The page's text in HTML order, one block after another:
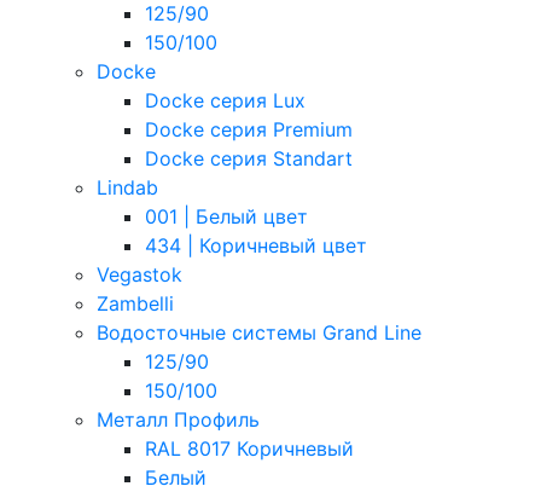
125/90
150/100
Docke
Docke серия Lux
Docke серия Premium
Docke серия Standart
Lindab
001 | Белый цвет
434 | Коричневый цвет
Vegastok
Zambelli
Водосточные системы Grand Line
125/90
150/100
Металл Профиль
RAL 8017 Коричневый
Белый